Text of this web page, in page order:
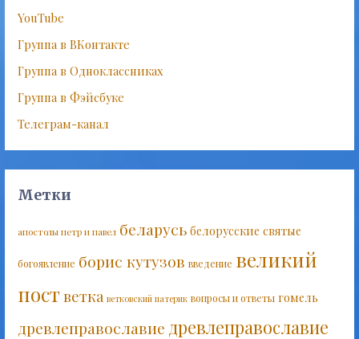
YouTube
Группа в ВКонтакте
Группа в Одноклассниках
Группа в Фэйсбуке
Телеграм-канал
Метки
апостолы петр и павел беларусь белорусские святые
богоявление борис кутузов введение великий
постветка ветковский патерик вопросы и ответы гомель
древлеправославие древлеправославие